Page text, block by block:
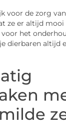
voor de zorg
ze er altijd mooi
het
dierbaren altijd